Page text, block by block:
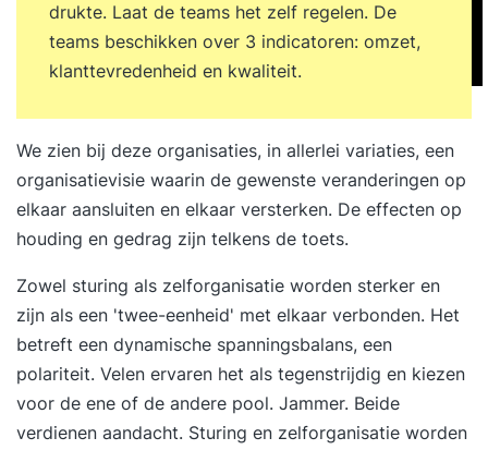
drukte. Laat de teams het zelf regelen. De
teams beschikken over 3 indicatoren: omzet,
klanttevredenheid en kwaliteit.
We zien bij deze organisaties, in allerlei variaties, een
organisatievisie waarin de gewenste veranderingen op
elkaar aansluiten en elkaar versterken. De effecten op
houding en gedrag zijn telkens de toets.
Zowel sturing als zelforganisatie worden sterker en
zijn als een 'twee-eenheid' met elkaar verbonden. Het
betreft een dynamische spanningsbalans, een
polariteit. Velen ervaren het als tegenstrijdig en kiezen
voor de ene of de andere pool. Jammer. Beide
verdienen aandacht. Sturing en zelforganisatie worden